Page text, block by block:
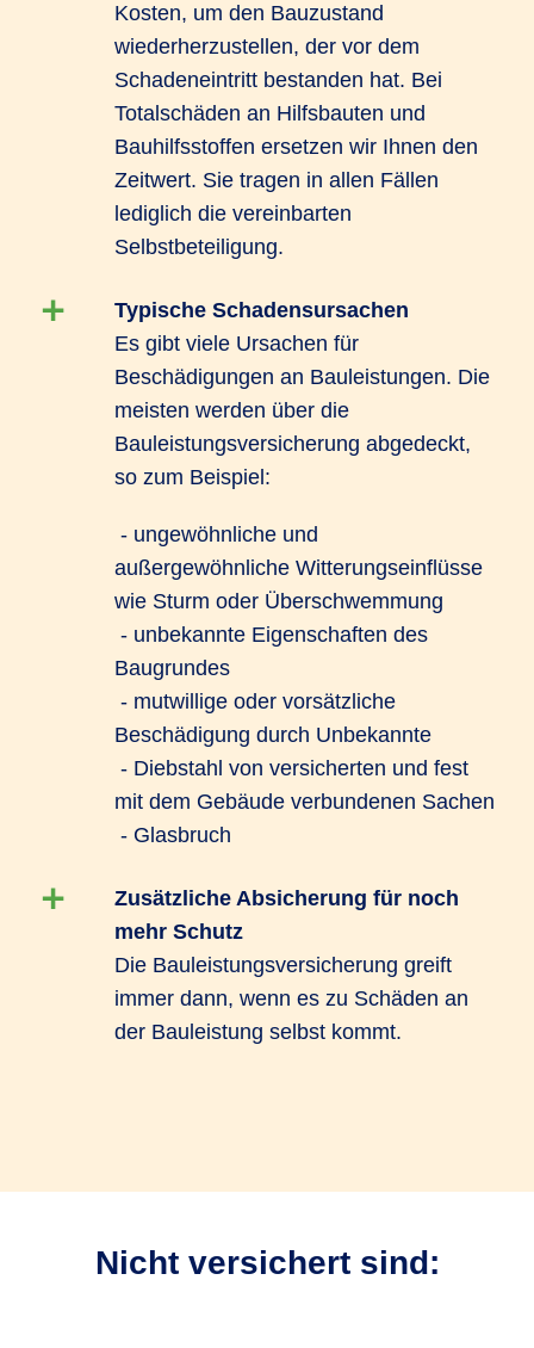
Kosten, um den Bauzustand
wiederherzustellen, der vor dem
Schadeneintritt bestanden hat. Bei
Totalschäden an Hilfsbauten und
Bauhilfsstoffen ersetzen wir Ihnen den
Zeitwert. Sie tragen in allen Fällen
lediglich die vereinbarten
Selbstbeteiligung.
Typische Schadensursachen
Es gibt viele Ursachen für
Beschädigungen an Bauleistungen. Die
meisten werden über die
Bauleistungsversicherung abgedeckt,
so zum Beispiel:
- ungewöhnliche und
außergewöhnliche Witterungseinflüsse
wie Sturm oder Überschwemmung
- unbekannte Eigenschaften des
Baugrundes
- mutwillige oder vorsätzliche
Beschädigung durch Unbekannte
- Diebstahl von versicherten und fest
mit dem Gebäude verbundenen Sachen
- Glasbruch
Zusätzliche Absicherung für noch
mehr Schutz
Die Bauleistungsversicherung greift
immer dann, wenn es zu Schäden an
der Bauleistung selbst kommt.
Nicht versichert sind: